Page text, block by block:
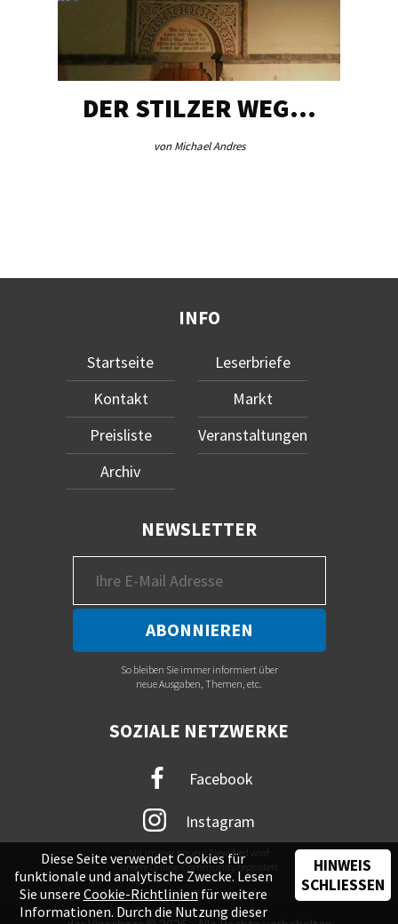
DER STILZER WEG…
von Michael Andres
INFO
Startseite
Kontakt
Preisliste
Archiv
Leserbriefe
Markt
Veranstaltungen
NEWSLETTER
So bleiben Sie immer informiert über
neue Ausgaben, Themen, etc.
SOZIALE NETZWERKE
Facebook
Instagram
Mit immer neuem Newsfeed wird
unsere Online-Community begeistert
Diese Seite verwendet Cookies für
funktionale und analytische Zwecke. Lesen
Sie unsere Cookie-Richtlinien für weitere
Informationen. Durch die Nutzung dieser
HINWEIS
SCHLIESSEN